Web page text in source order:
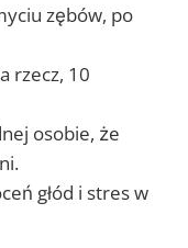
zębów, po
rzecz, 10
osobie, że
głód i stres w